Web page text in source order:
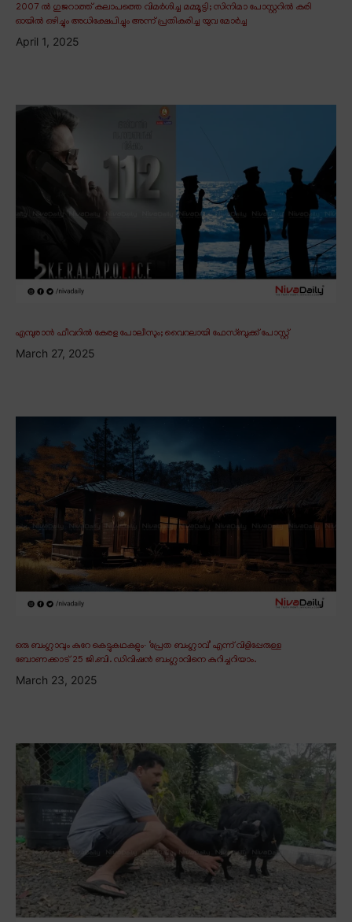
2007 ൽ ഗുജറാത്ത് കലാപത്തെ വിമർശിച്ച മമ്മൂട്ടി; സിനിമാ പോസ്റ്ററിൽ കരി
ഓയിൽ ഒഴിച്ചും അധിക്ഷേപിച്ചും അന്ന് പ്രതികരിച്ച യുവ മോർച്ച
April 1, 2025
എമ്പുരാൻ ഫീവറിൽ കേരള പോലീസും; വൈറലായി ഫേസ്ബുക്ക് പോസ്റ്റ്
March 27, 2025
ഒരു ബംഗ്ലാവും കുറേ കെട്ടുകഥകളും∙ ‘പ്രേത ബംഗ്ലാവ്’ എന്ന് വിളിപ്പേരുള്ള
ബോണക്കാട് 25 ജി.ബി. ഡിവിഷൻ ബംഗ്ലാവിനെ കുറിച്ചറിയാം.
March 23, 2025